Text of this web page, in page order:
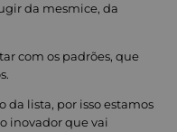
da mesmice, da
com os padrões, que
da lista, por isso estamos
inovador que vai